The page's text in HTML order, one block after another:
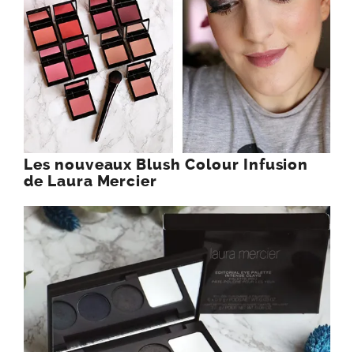
Les nouveaux Blush Colour Infusion
de Laura Mercier